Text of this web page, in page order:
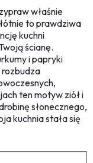
właśnie
to prawdziwa
kuchni
ścianę.
i papryki
ten motyw ziół i
słonecznego,
kuchnia stała się